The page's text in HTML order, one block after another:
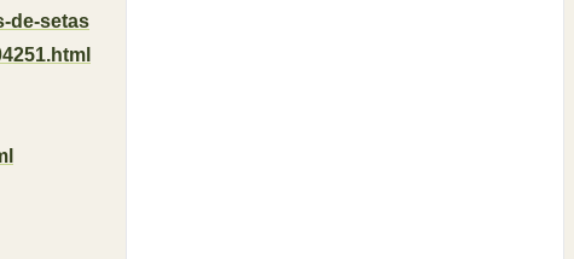
de-setas